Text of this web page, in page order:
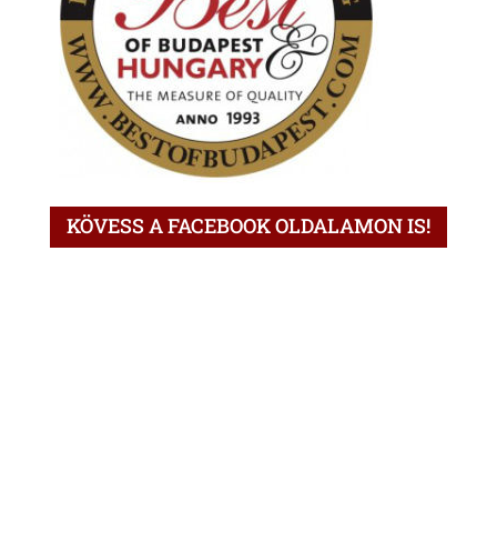
KÖVESS A FACEBOOK OLDALAMON IS!